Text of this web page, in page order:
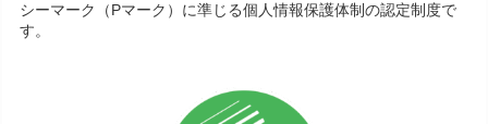
シーマーク（Pマーク）に準じる個人情報保護体制の認定制度で
す。